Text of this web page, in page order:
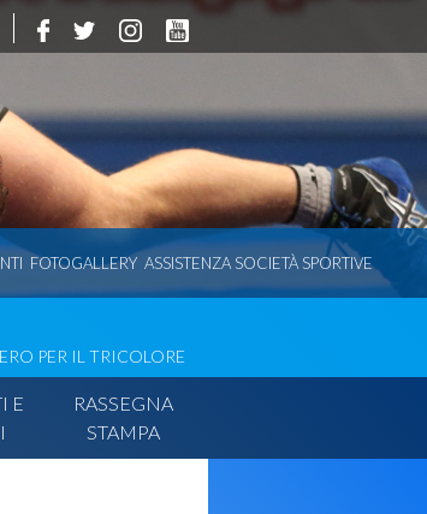
FOTOGALLERY ASSISTENZA SOCIETÀ SPORTIVE
PER IL TRICOLORE
E
RASSEGNA
STAMPA